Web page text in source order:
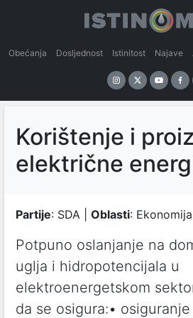
Obećanja Dosljednost Istinitost Najave
Korištenje i
električne
Partije: SDA | Oblasti: Ekonomija
Potpuno oslanjanje na
uglja i hidropotencijala u
elektroenergetskom
da se osigura:•